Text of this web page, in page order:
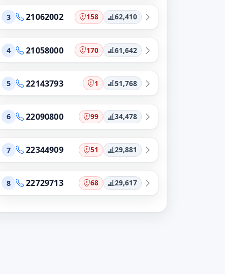
3 21062002 158 62,410
4 21058000 170 61,642
5 22143793 1 51,768
6 22090800 99 34,478
7 22344909 51 29,881
8 22729713 68 29,617